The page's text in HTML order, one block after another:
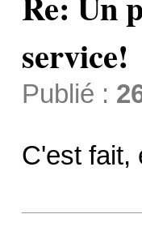
service!
Publié :
C'est fait,